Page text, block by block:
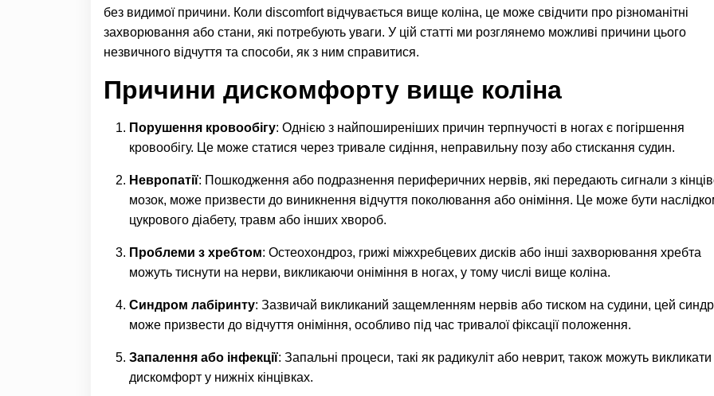
без видимої причини. Коли discomfort відчувається вище коліна, це може свідчити про різноманітні
захворювання або стани, які потребують уваги. У цій статті ми розглянемо можливі причини цього
незвичного відчуття та способи, як з ним справитися.
Причини дискомфорту вище коліна
Порушення кровообігу: Однією з найпоширеніших причин терпнучості в ногах є погіршення
кровообігу. Це може статися через тривале сидіння, неправильну позу або стискання судин.
Невропатії: Пошкодження або подразнення периферичних нервів, які передають сигнали з
мозок, може призвести до виникнення відчуття поколювання або оніміння. Це може бути
цукрового діабету, травм або інших хвороб.
Проблеми з хребтом: Остеохондроз, грижі міжхребцевих дисків або інші захворювання хребта
можуть тиснути на нерви, викликаючи оніміння в ногах, у тому числі вище коліна.
Синдром лабіринту: Зазвичай викликаний защемленням нервів або тиском на судини, цей
може призвести до відчуття оніміння, особливо під час тривалої фіксації положення.
Запалення або інфекції: Запальні процеси, такі як радикуліт або неврит, також можуть викликати
дискомфорт у нижніх кінцівках.